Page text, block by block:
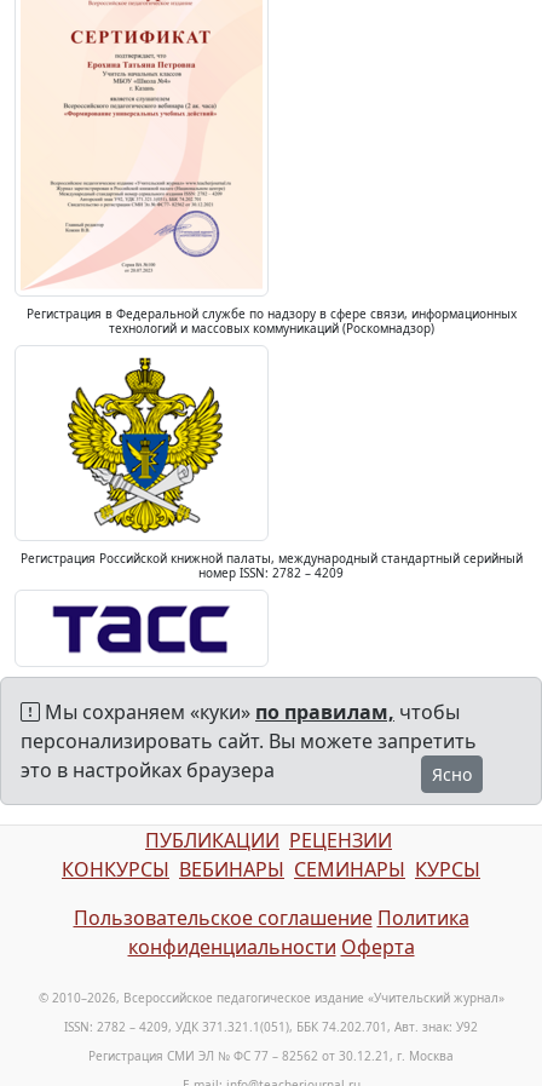
Регистрация в Федеральной службе по надзору в сфере связи, информационных
технологий и массовых коммуникаций (Роскомнадзор)
Регистрация Российской книжной палаты, международный стандартный серийный
номер ISSN: 2782 – 4209
Мы сохраняем «куки» по правилам, чтобы
персонализировать сайт. Вы можете запретить
это в настройках браузера
Ясно
ПУБЛИКАЦИИ РЕЦЕНЗИИ
КОНКУРСЫ ВЕБИНАРЫ СЕМИНАРЫ КУРСЫ
Пользовательское соглашение Политика
конфиденциальности Оферта
© 2010–2026, Всероссийское педагогическое издание «Учительский журнал»
ISSN: 2782 – 4209, УДК 371.321.1(051), ББК 74.202.701, Авт. знак: У92
Регистрация СМИ ЭЛ № ФС 77 – 82562 от 30.12.21, г. Москва